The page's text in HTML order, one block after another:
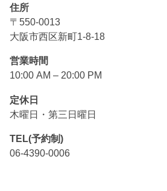
住所
〒550-0013
大阪市西区新町1-8-18
営業時間
10:00 AM – 20:00 PM
定休日
木曜日・第三日曜日
TEL(予約制)
06-4390-0006